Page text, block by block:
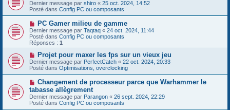
g
e
m
e
s
s
a
g
e
u
v
e
a
u
m
e
s
a
g
e
Dernier message par shiro « 25 oct. 2024, 14:52
Posté dans Config PC ou composants
N
o
u
v
e
a
u
m
e
s
a
g
e
PC Gamer milieu de gamme
Dernier message par Taqtaq « 24 oct. 2024, 11:44
Posté dans Config PC ou composants
Réponses : 1
N
o
u
v
a
u
m
e
s
Projet pour maxer les fps sur un vieux jeu
Dernier message par PerfectCatch « 22 oct. 2024, 20:33
Posté dans Optimisations, overclocking
N
o
u
v
e
Changement de processeur parce que Warhammer le
tabasse allègrement
Dernier message par Parangon « 26 sept. 2024, 22:29
Posté dans Config PC ou composants